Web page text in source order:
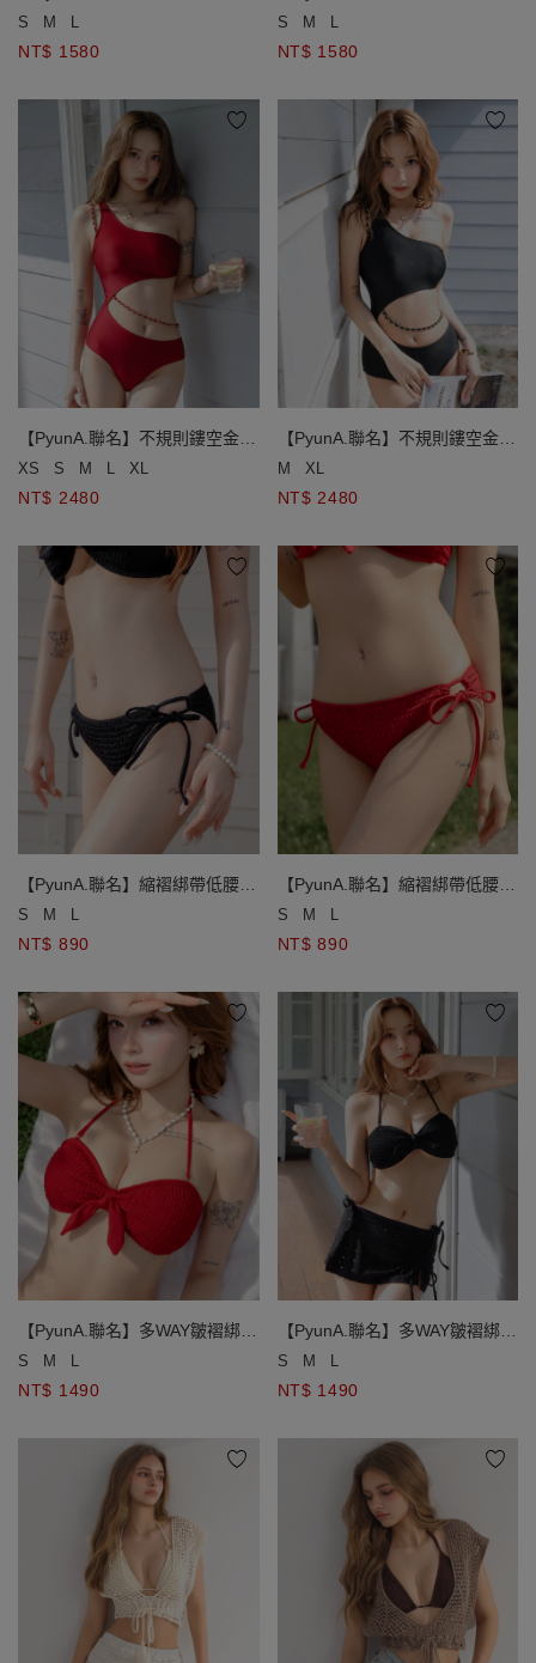
兩件式比基尼套裝
S M L
NT$ 1580
兩件式比基尼套裝
S M L
NT$ 1580
【PyunA.聯名】不規則鏤空金鍊
平口單肩連身泳衣
XS S M L XL
NT$ 2480
【PyunA.聯名】不規則鏤空金鍊
平口單肩連身泳衣
M XL
NT$ 2480
【PyunA.聯名】縮褶綁帶低腰泳
褲
S M L
NT$ 890
【PyunA.聯名】縮褶綁帶低腰泳
褲
S M L
NT$ 890
【PyunA.聯名】多WAY皺褶綁帶
爆乳比基尼
S M L
NT$ 1490
【PyunA.聯名】多WAY皺褶綁帶
爆乳比基尼
S M L
NT$ 1490